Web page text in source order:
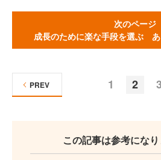
次のページ
成長のために楽な手段を選ぶ
1 2
PREV
この記事は参考にな